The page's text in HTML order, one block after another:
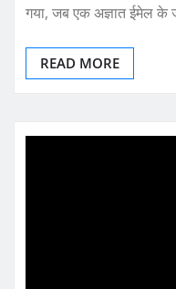
गया, जब एक अज्ञात ईमेल के
READ MORE